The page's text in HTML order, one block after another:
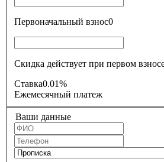
Первоначальный взнос0
Скидка действует при первом
Ставка0.01%
Ежемесячный платеж
Ваши данные